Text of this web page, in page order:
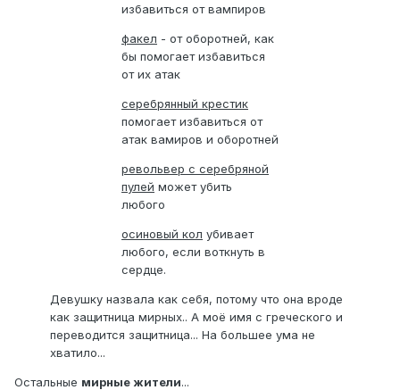
избавиться от вампиров
факел - от оборотней, как
бы помогает избавиться
от их атак
серебрянный крестик
помогает избавиться от
атак вамиров и оборотней
револьвер с серебряной
пулей может убить
любого
осиновый кол убивает
любого, если воткнуть в
сердце.
Девушку назвала как себя, потому что она вроде
как защитница мирных.. А моё имя с греческого и
переводится защитница... На большее ума не
хватило...
Остальные мирные жители...